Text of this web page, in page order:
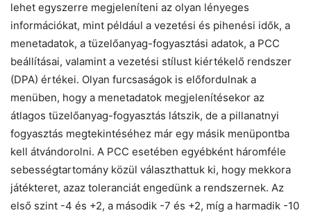
lehet egyszerre megjeleníteni az olyan lényeges
információkat, mint például a vezetési és pihenési idők, a
menetadatok, a tüzelőanyag-fogyasztási adatok, a PCC
beállításai, valamint a vezetési stílust kiértékelő rendszer
(DPA) értékei. Olyan furcsaságok is előfordulnak a
menüben, hogy a menetadatok megjelenítésekor az
átlagos tüzelőanyag-fogyasztás látszik, de a pillanatnyi
fogyasztás megtekintéséhez már egy másik menüpontba
kell átvándorolni. A PCC esetében egyébként háromféle
sebességtartomány közül választhattuk ki, hogy mekkora
játékteret, azaz toleranciát engedünk a rendszernek. Az
első szint -4 és +2, a második -7 és +2, míg a harmadik -10